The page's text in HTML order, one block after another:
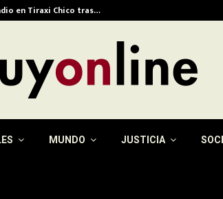
en Tiraxi Chico tras…
MUNDO JUSTICIA